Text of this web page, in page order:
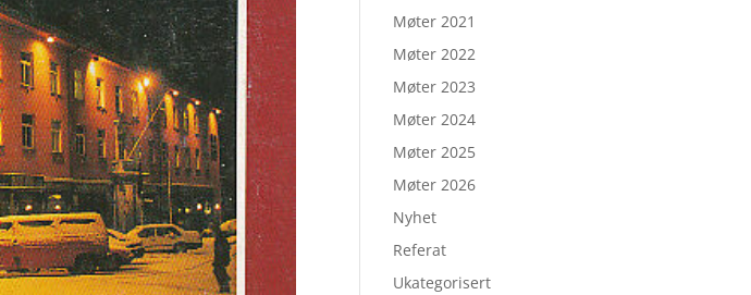
Møter 2021
Møter 2022
Møter 2023
Møter 2024
Møter 2025
Møter 2026
Nyhet
Referat
Ukategorisert